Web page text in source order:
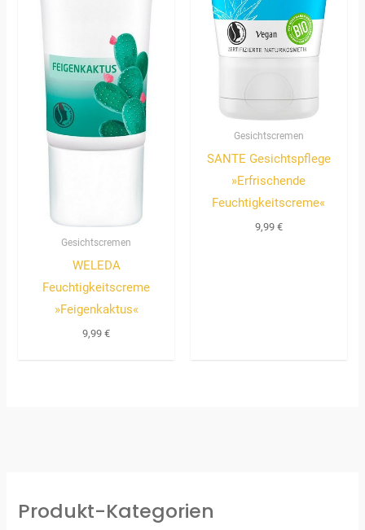
Gesichtscremen
WELEDA
Feuchtigkeitscreme
»Feigenkaktus«
9,99€
Gesichtscremen
SANTE Gesichtspflege
»Erfrischende
Feuchtigkeitscreme«
9,99 €
Produkt-Kategorien